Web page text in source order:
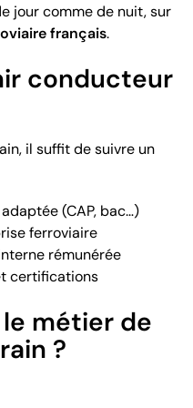
jour comme de nuit, sur
français.
conducteur
il suffit de suivre un
(CAP, bac…)
ferroviaire
rémunérée
certifications
métier de
?